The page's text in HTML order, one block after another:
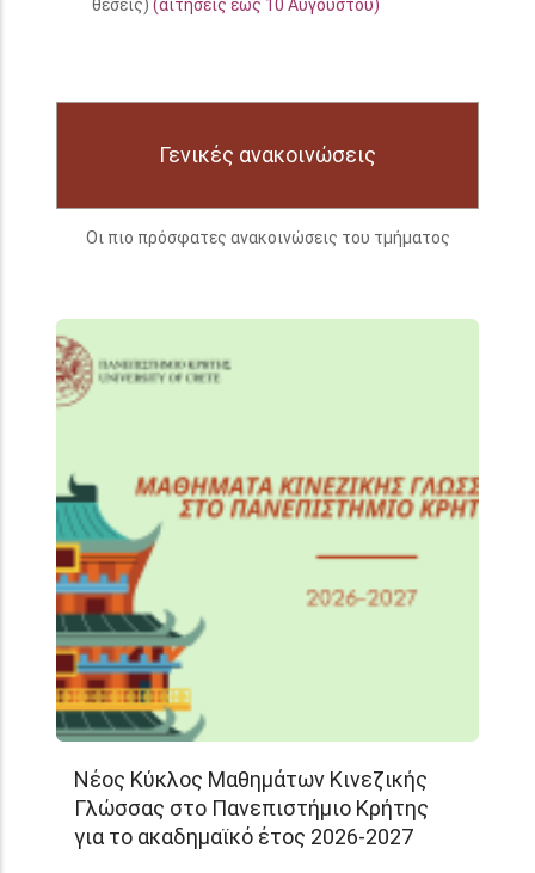
θέσεις) (αιτήσεις έως 10 Αυγούστου)
Γενικές ανακοινώσεις
Οι πιο πρόσφατες ανακοινώσεις του τμήματος
Νέος Κύκλος Μαθημάτων Κινεζικής
Γλώσσας στο Πανεπιστήμιο Κρήτης
για το ακαδημαϊκό έτος 2026-2027